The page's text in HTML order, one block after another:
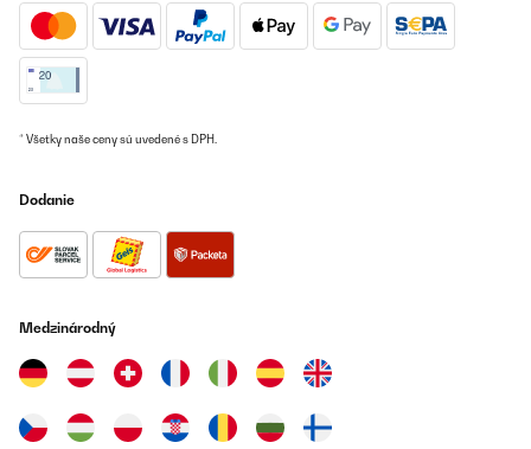
* Všetky naše ceny sú uvedené s DPH.
Dodanie
Medzinárodný